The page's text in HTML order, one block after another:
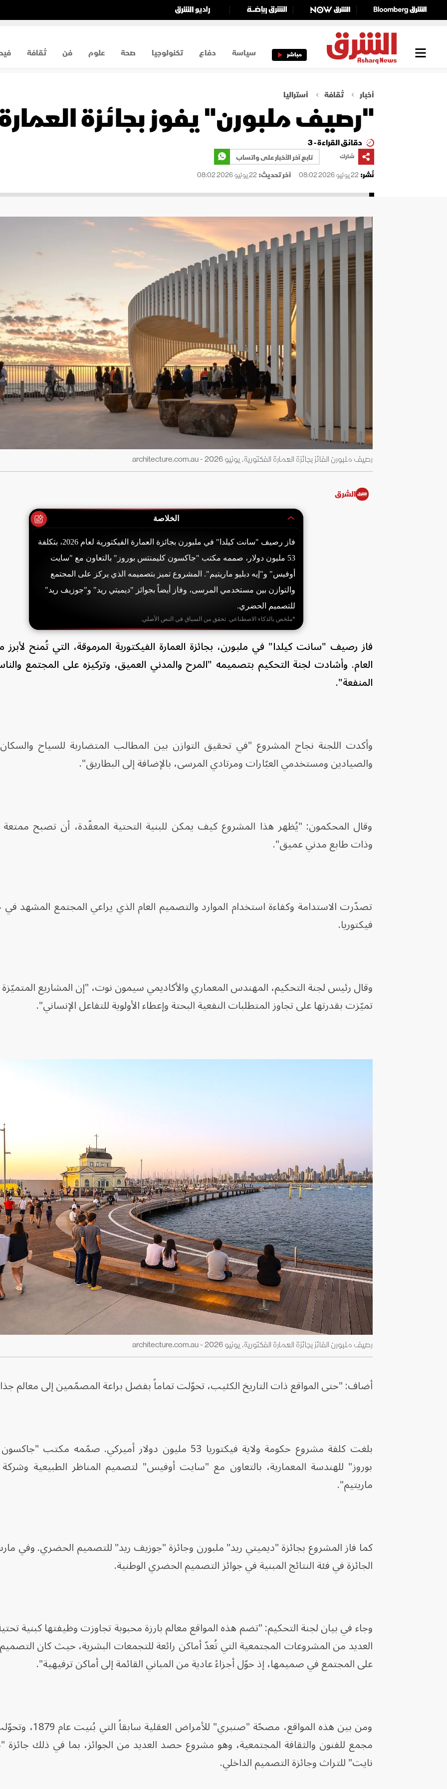
مباشر سياسة دفاع تكنولوجيا صحة علوم فن ثقافة
أخبار ثقافة أستراليا
"رصيف ملبورن" يفوز بجائزة
دقائق القراءة - 3
شارك
تابع آخر الأخبار على واتساب
نُشر:22 يونيو 2026 08:02 آخر تحديث:22 يونيو 2026 08:02
رصيف ملبورن الفائز بجائزة العمارة الفكتورية. يونيو 2026 - architecture.com.au
الشرق
الخلاصة
فاز رصيف "سانت كيلدا" في ملبورن بجائزة العمارة الفيكتورية لعام 2026، بتكلفة
53 مليون دولار، صممه مكتب "جاكسون كليمنتس بوروز" بالتعاون مع "سايت
أوفيس" و"إيه دبليو ماريتيم". المشروع تميز بتصميمه الذي يركز على المجتمع
والتوازن بين مستخدمي المرسى، وفاز أيضاً بجوائز "ديميتي ريد" و"جوزيف ريد"
للتصميم الحضري.
*ملخص بالذكاء الاصطناعي. تحقق من السياق في النص الأصلي.
فاز رصيف "سانت كيلدا" في ملبورن، بجائزة العمارة الفيكتورية المرموقة، التي تُمنح
العام. وأشادت لجنة التحكيم بتصميمه "المرح والمدني العميق، وتركيزه على المجتمع
المنفعة".
وأكدت اللجنة نجاح المشروع "في تحقيق التوازن بين المطالب المتضاربة للسياح
والصيادين ومستخدمي العبّارات ومرتادي المرسى، بالإضافة إلى البطاريق".
وقال المحكمون: "يُظهر هذا المشروع كيف يمكن للبنية التحتية المعقّدة، أن تصبح ممتعة
وذات طابع مدني عميق".
تصدّرت الاستدامة وكفاءة استخدام الموارد والتصميم العام الذي يراعي المجتمع المشهد في
فيكتوريا.
وقال رئيس لجنة التحكيم، المهندس المعماري والأكاديمي سيمون نوت، "إن المشاريع المتميّزة
تميّزت بقدرتها على تجاوز المتطلبات النفعية البحتة وإعطاء الأولوية للتفاعل الإنساني".
رصيف ملبورن الفائز بجائزة العمارة الفكتورية. يونيو 2026 - architecture.com.au
أضاف: "حتى المواقع ذات التاريخ الكئيب، تحوّلت تماماً بفضل براعة المصمّمين إلى معالم
بلغت كلفة مشروع حكومة ولاية فيكتوريا 53 مليون دولار أميركي. صمّمه
بوروز" للهندسة المعمارية، بالتعاون مع "سايت أوفيس" لتصميم المناظر الطبيعية وشركة
ماريتيم".
كما فاز المشروع بجائزة "ديميتي ريد" ملبورن وجائزة "جوزيف ريد" للتصميم الحضري. وفي
الجائزة في فئة النتائج المبنية في جوائز التصميم الحضري الوطنية.
وجاء في بيان لجنة التحكيم: "تضم هذه المواقع معالم بارزة محبوبة تجاوزت وظيفتها كبنية
العديد من المشروعات المجتمعية التي تُعدّ أماكن رائعة للتجمعات البشرية، حيث كان
على المجتمع في صميمها، إذ حوّل أجزاءً عادية من المباني القائمة إلى أماكن ترفيهية".
ومن بين هذه المواقع، مصحّة "صنبري"
مجمع للفنون والثقافة المجتمعية، وهو مشروع حصد العديد من الجوائز، بما في ذلك
نايت" للتراث وجائزة التصميم الداخلي.